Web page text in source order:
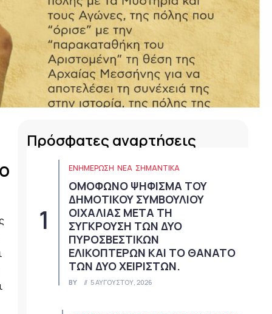
Πρόσφατες αναρτήσεις
ΕΝΗΜΕΡΩΣΗ ΝΈΑ ΣΗΜΑΝΤΙΚΆ
ΟΜΟΦΩΝΟ ΨΗΦΙΣΜΑ ΤΟΥ
ΔΗΜΟΤΙΚΟΥ ΣΥΜΒΟΥΛΙΟΥ
ΟΙΧΑΛΙΑΣ ΜΕΤΑ ΤΗ
ΣΥΓΚΡΟΥΣΗ ΤΩΝ ΔΥΟ
ΠΥΡΟΣΒΕΣΤΙΚΩΝ
ΕΛΙΚΟΠΤΕΡΩΝ ΚΑΙ ΤΟ ΘΑΝΑΤΟ
ΤΩΝ ΔΥΟ ΧΕΙΡΙΣΤΩΝ.
BY 5 ΑΥΓΟΎΣΤΟΥ, 2026